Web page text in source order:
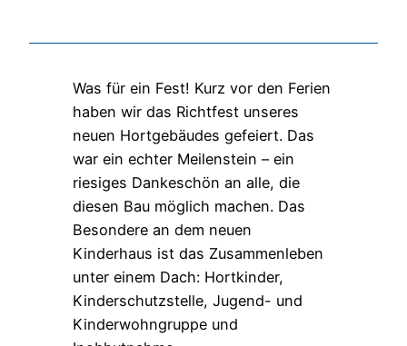
Was für ein Fest! Kurz vor den Ferien
haben wir das Richtfest unseres
neuen Hortgebäudes gefeiert. Das
war ein echter Meilenstein – ein
riesiges Dankeschön an alle, die
diesen Bau möglich machen. Das
Besondere an dem neuen
Kinderhaus ist das Zusammenleben
unter einem Dach: Hortkinder,
Kinderschutzstelle, Jugend- und
Kinderwohngruppe und